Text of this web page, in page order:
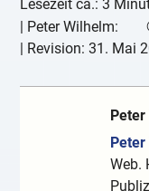
Lesezeit ca.: 3
Peter Wilhelm:
| Revision:31. Mai
Web.